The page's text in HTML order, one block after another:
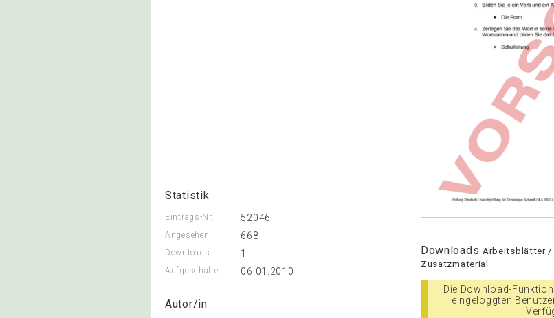
Statistik
Eintrags-Nr. 52046
Angesehen 668
Downloads 1
Aufgeschaltet 06.01.2010
Autor/in
Downloads Arbeitsblätter /
Zusatzmaterial
Die Download-
eingeloggten